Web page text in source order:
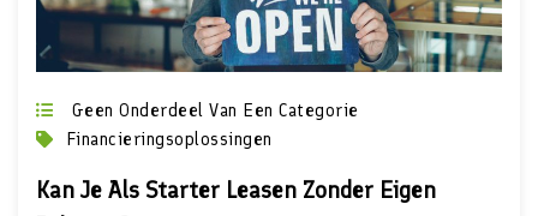
Geen Onderdeel Van Een Categorie
Financieringsoplossingen
Kan Je Als Starter Leasen Zonder Eigen